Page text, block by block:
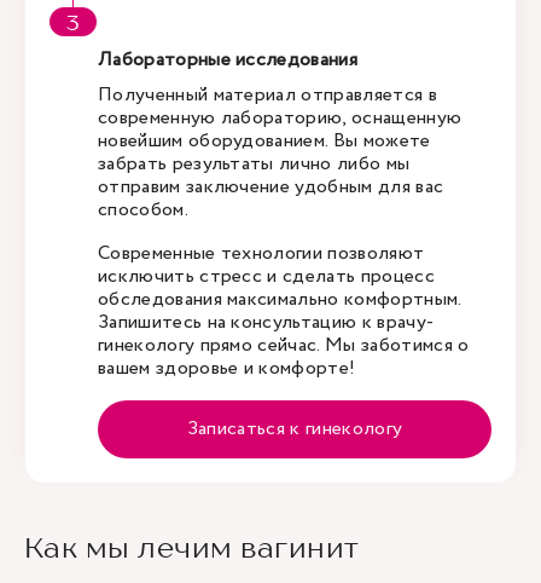
Лабораторные исследования
Полученный материал отправляется в
современную лабораторию, оснащенную
новейшим оборудованием. Вы можете
забрать результаты лично либо мы
отправим заключение удобным для вас
способом.
Современные технологии позволяют
исключить стресс и сделать процесс
обследования максимально комфортным.
Запишитесь на консультацию к врачу-
гинекологу прямо сейчас. Мы заботимся о
вашем здоровье и комфорте!
Записаться к гинекологу
Как мы лечим вагинит